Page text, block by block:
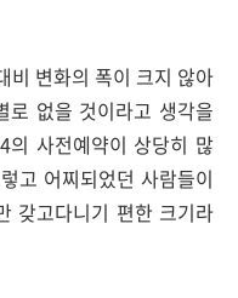
비 변화의 폭이 크지 않아
로 없을 것이라고 생각을
의 사전예약이 상당히 많
고 어찌되었던 사람들이
갖고다니기 편한 크기라